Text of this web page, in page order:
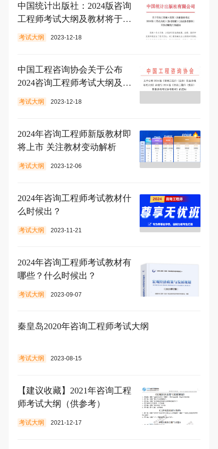
中国统计出版社：2024版咨询
工程师考试大纲及教材将于近
期发布
考试大纲 2023-12-18
中国工程咨询协会关于公布
2024咨询工程师考试大纲及参
考教材的通知
考试大纲 2023-12-18
2024年咨询工程师新版教材即
将上市 关注教材变动解析
考试大纲 2023-12-06
2024年咨询工程师考试教材什
么时候出？
考试大纲 2023-11-21
2024年咨询工程师考试教材有
哪些？什么时候出？
考试大纲 2023-09-07
秦皇岛2020年咨询工程师考试大纲
考试大纲 2023-08-15
【建议收藏】2021年咨询工程
师考试大纲（供参考）
考试大纲 2021-12-17